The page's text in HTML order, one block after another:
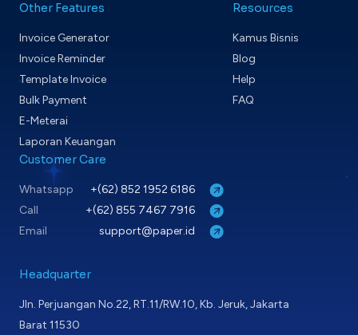
Other Features
Invoice Generator
Invoice Reminder
Template Invoice
Bulk Payment
E-Meterai
Laporan Keuangan
Resources
Kamus Bisnis
Blog
Help
FAQ
Customer Care
Whatsapp
+(62) 852 1952 6186
Call
+(62) 855 7467 7916
Email
support@paper.id
Headquarter
Jln. Perjuangan No.22, RT.11/RW.10, Kb. Jeruk, Jakarta
Barat 11530